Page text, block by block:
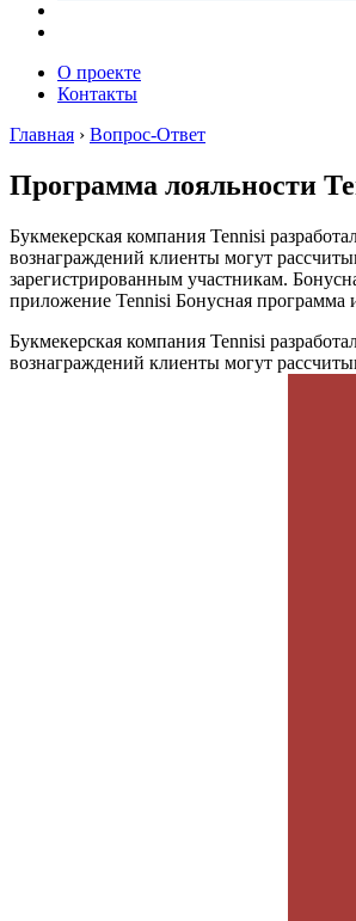
О проекте
Контакты
Главная › Вопрос-Ответ
Программа лояльности
Букмекерская компания Tennisi
вознаграждений клиенты могут
зарегистрированным участникам.
приложение Tennisi Бонусная программа
Букмекерская компания Tennisi
вознаграждений клиенты могут